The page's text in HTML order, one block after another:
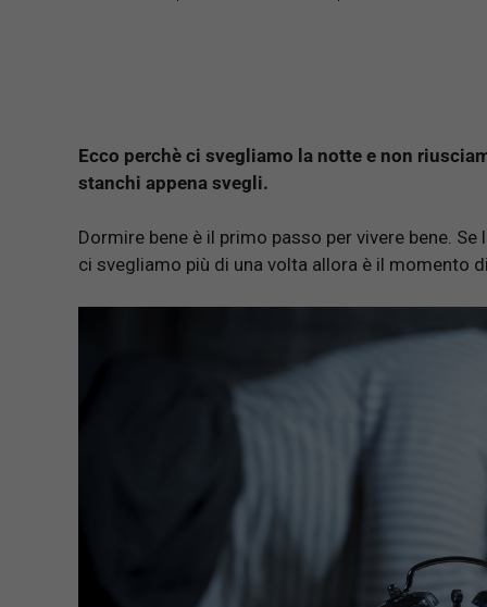
Ecco perchè ci svegliamo la notte e non
stanchi appena svegli.
Dormire bene è il primo passo per vivere bene.
ci svegliamo più di una volta allora è il momento